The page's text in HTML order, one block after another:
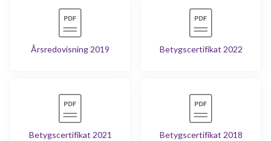
Årsredovisning 2019 Betygscertifikat 2022
Betygscertifikat 2021 Betygscertifikat 2018